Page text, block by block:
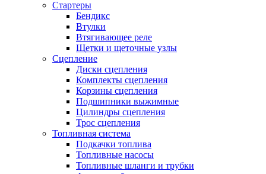
Стартеры
Бендикс
Втулки
Втягивающее реле
Щетки и щеточные узлы
Сцепление
Диски сцепления
Комплекты сцепления
Корзины сцепления
Подшипники выжимные
Цилиндры сцепления
Трос сцепления
Топливная система
Подкачки топлива
Топливные насосы
Топливные шланги и трубки